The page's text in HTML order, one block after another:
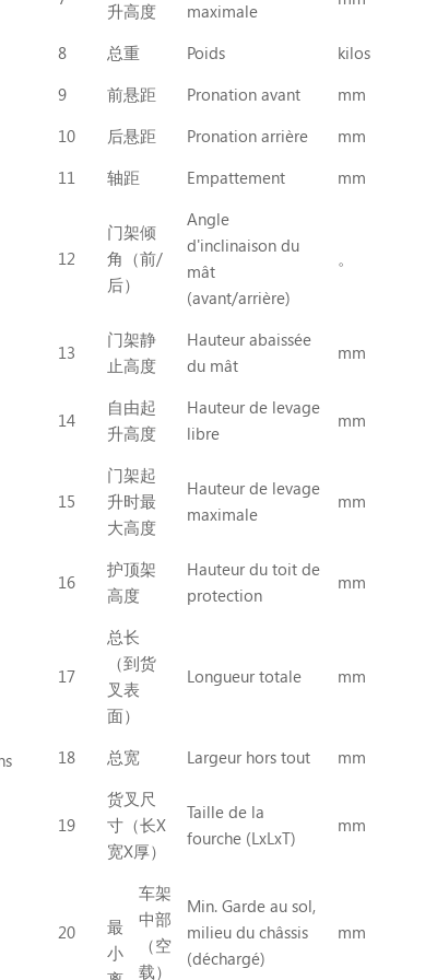
升高度
maximale
8 总重 Poids kilos
9 前悬距 Pronation avant mm
10
后悬距 Pronation arrière mm
11
轴距 Empattement mm
12
门架倾
角（前/
后）
Angle
d'inclinaison du
mât
(avant/arrière)
。
13
门架静
止高度
Hauteur abaissée
du mât
mm
14
自由起
升高度
Hauteur de levage
libre
mm
15
门架起
升时最
大高度
Hauteur de levage
maximale
mm
16
护顶架
高度
Hauteur du toit de
protection
mm
17
总长
（到货
叉表
面）
Longueur totale mm
18 总宽 Largeur hors tout mm
19
货叉尺
寸（长X
宽X厚）
Taille de la
fourche (LxLxT)
mm
20
最
小
车架
中部
（空
载）
Min. Garde au sol,
milieu du châssis
(déchargé)
mm